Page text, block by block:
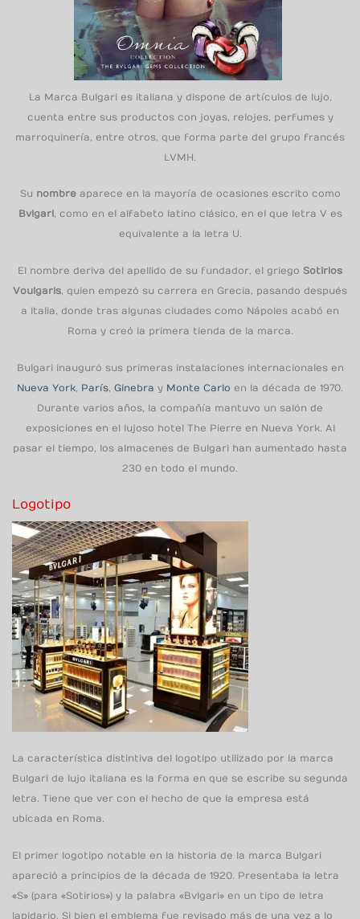
La Marca Bulgari es italiana y dispone de artículos de lujo,
cuenta entre sus productos con joyas, relojes, perfumes y
marroquinería, entre otros, que forma parte del grupo francés
LVMH.
Su nombre aparece en la mayoría de ocasiones escrito como
Bvlgari , como en el alfabeto latino clásico, en el que letra V es
equivalente a la letra U.
El nombre deriva del apellido de su fundador, el griego Sotirios
Voulgaris, quien empezó su carrera en Grecia, pasando después
a Italia, donde tras algunas ciudades como Nápoles acabó en
Roma y creó la primera tienda de la marca.
Bulgari inauguró sus primeras instalaciones internacionales en
Nueva York, París, Ginebra y Monte Carlo en la década de 1970.
Durante varios años, la compañía mantuvo un salón de
exposiciones en el lujoso hotel The Pierre en Nueva York. Al
pasar el tiempo, los almacenes de Bulgari han aumentado hasta
230 en todo el mundo.
Logotipo
La característica distintiva del logotipo utilizado por la marca
Bulgari de lujo italiana es la forma en que se escribe su segunda
letra. Tiene que ver con el hecho de que la empresa está
ubicada en Roma.
El primer logotipo notable en la historia de la marca Bulgari
apareció a principios de la década de 1920. Presentaba la letra
«S» (para «Sotirios») y la palabra «Bvlgari» en un tipo de letra
lapidario. Si bien el emblema fue revisado más de una vez a lo